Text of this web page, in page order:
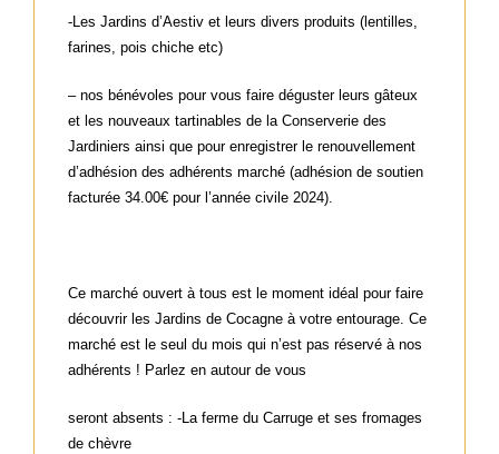
-Les Jardins d’Aestiv et leurs divers produits (lentilles,
farines, pois chiche etc)
– nos bénévoles pour vous faire déguster leurs gâteux
et les nouveaux tartinables de la Conserverie des
Jardiniers ainsi que pour enregistrer le renouvellement
d’adhésion des adhérents marché (adhésion de soutien
facturée 34.00€ pour l’année civile 2024).
Ce marché ouvert à tous est le moment idéal pour faire
découvrir les Jardins de Cocagne à votre entourage. Ce
marché est le seul du mois qui n’est pas réservé à nos
adhérents ! Parlez en autour de vous
seront absents : -La ferme du Carruge et ses fromages
de chèvre